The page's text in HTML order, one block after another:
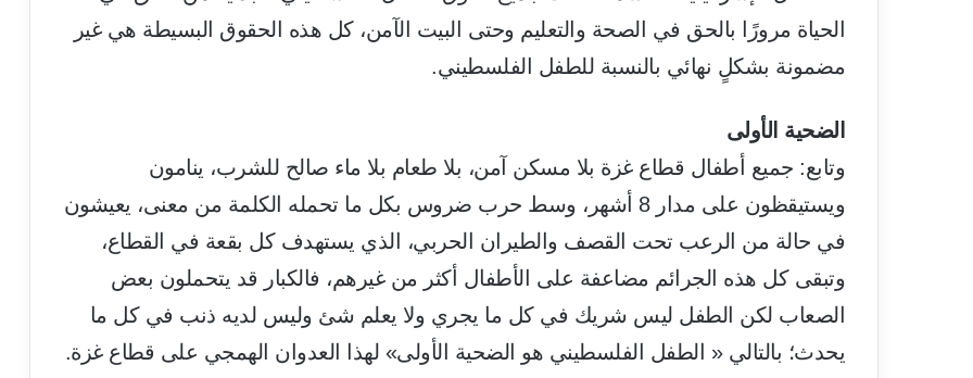
الحياة مرورًا بالحق في الصحة والتعليم وحتى البيت الآمن، كل هذه الحقوق البسيطة هي غير
مضمونة بشكلٍ نهائي بالنسبة للطفل الفلسطيني.
الضحية الأولى
وتابع: جميع أطفال قطاع غزة بلا مسكن آمن، بلا طعام بلا ماء صالح للشرب، ينامون
ويستيقظون على مدار 8 أشهر، وسط حرب ضروس بكل ما تحمله الكلمة من معنى، يعيشون
في حالة من الرعب تحت القصف والطيران الحربي، الذي يستهدف كل بقعة في القطاع،
وتبقى كل هذه الجرائم مضاعفة على الأطفال أكثر من غيرهم، فالكبار قد يتحملون بعض
الصعاب لكن الطفل ليس شريك في كل ما يجري ولا يعلم شئ وليس لديه ذنب في كل ما
يحدث؛ بالتالي « الطفل الفلسطيني هو الضحية الأولى» لهذا العدوان الهمجي على قطاع غزة.